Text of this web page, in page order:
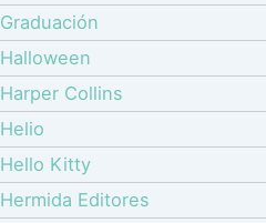
Graduación
Halloween
Harper Collins
Helio
Hello Kitty
Hermida Editores